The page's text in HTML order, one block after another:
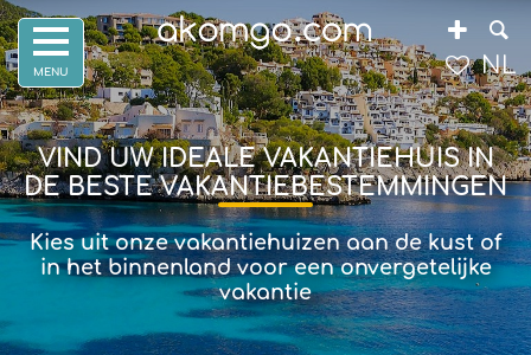
VIND UW IDEALE VAKANTIEHUIS IN
DE BESTE VAKANTIEBESTEMMINGEN
Kies uit onze vakantiehuizen aan de kust of
in het binnenland voor een onvergetelijke
vakantie
NL